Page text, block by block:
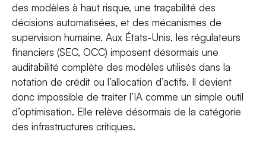
des modèles à haut risque, une traçabilité des
décisions automatisées, et des mécanismes de
supervision humaine. Aux États-Unis, les régulateurs
financiers (SEC, OCC) imposent désormais une
auditabilité complète des modèles utilisés dans la
notation de crédit ou l’allocation d’actifs. Il devient
donc impossible de traiter l’IA comme un simple outil
d’optimisation. Elle relève désormais de la catégorie
des infrastructures critiques.